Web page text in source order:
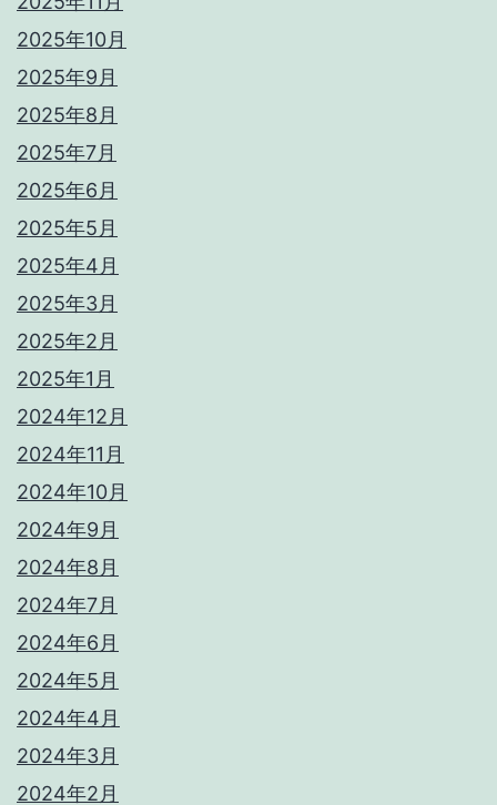
2025年10月
2025年9月
2025年8月
2025年7月
2025年6月
2025年5月
2025年4月
2025年3月
2025年2月
2025年1月
2024年12月
2024年11月
2024年10月
2024年9月
2024年8月
2024年7月
2024年6月
2024年5月
2024年4月
2024年3月
2024年2月